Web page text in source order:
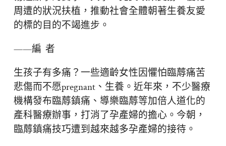
周遭的狀況扶植，推動社會全體朝著生養友愛
的標的目的不竭進步。
——編 者
生孩子有多痛？一些適齡女性因懼怕臨蓐痛苦
悲傷而不愿pregnant、生養。近年來，不少醫療
機構發布臨蓐鎮痛、導樂臨蓐等加倍人道化的
產科醫療辦事，打消了孕產婦的擔心。今朝，
臨蓐鎮痛技巧遭到越來越多孕產婦的接待。